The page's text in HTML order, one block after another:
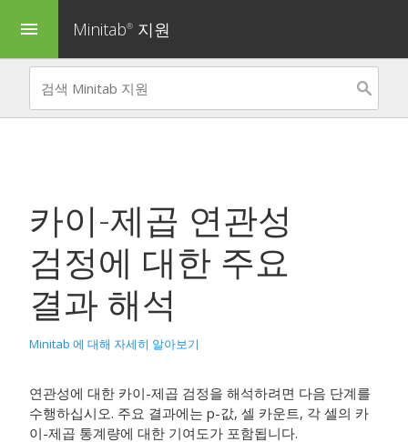
menu Minitab® 지원
카이-제곱 연관성
검정에 대한 주요
결과 해석
Minitab 에 대해 자세히 알아보기
연관성에 대한 카이-제곱 검정을 해석하려면 다음 단계를
수행하십시오. 주요 결과에는 p-값, 셀 카운트, 각 셀의 카
이-제곱 통계량에 대한 기여도가 포함됩니다.